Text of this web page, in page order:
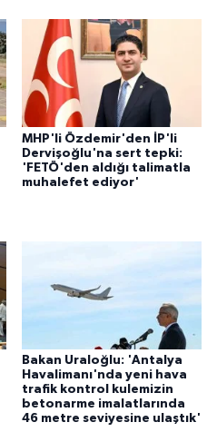
MHP'li Özdemir'den İP'li
Dervişoğlu'na sert tepki:
'FETÖ'den aldığı talimatla
muhalefet ediyor'
Bakan Uraloğlu: 'Antalya
Havalimanı'nda yeni hava
trafik kontrol kulemizin
betonarme imalatlarında
46 metre seviyesine ulaştık'